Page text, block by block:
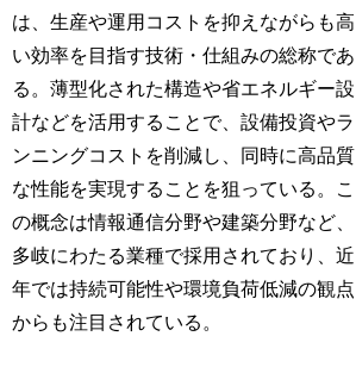
は、生産や運用コストを抑えながらも高
い効率を目指す技術・仕組みの総称であ
る。薄型化された構造や省エネルギー設
計などを活用することで、設備投資やラ
ンニングコストを削減し、同時に高品質
な性能を実現することを狙っている。こ
の概念は情報通信分野や建築分野など、
多岐にわたる業種で採用されており、近
年では持続可能性や環境負荷低減の観点
からも注目されている。